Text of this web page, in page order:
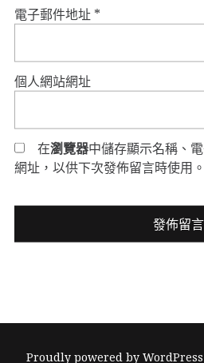
電子郵件地址 *
個人網站網址
在瀏覽器中儲存顯示名稱、
網址，以供下次發佈留言時使用。
Proudly powered by WordPress